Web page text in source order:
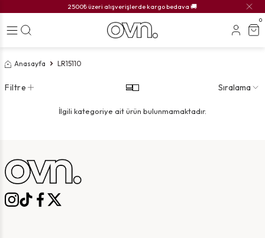
2500₺ üzeri alışverişlerde kargo bedava 🚚
0
Anasayfa LR15110
Filtre Sıralama
İlgili kategoriye ait ürün bulunmamaktadır.